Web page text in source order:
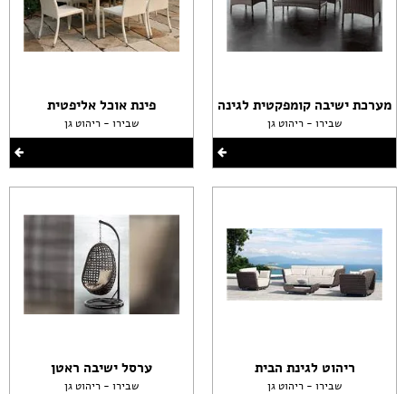
מערכת ישיבה קומפקטית לגינה
שבירו - ריהוט גן
ריהוט לגינת הבית
שבירו - ריהוט גן
פינת אוכל אליפטית
שבירו - ריהוט גן
ערסל ישיבה ראטן
שבירו - ריהוט גן